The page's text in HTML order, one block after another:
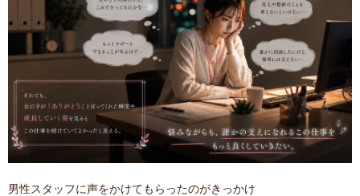
男性スタッフに声をかけてもらったのがきっかけ